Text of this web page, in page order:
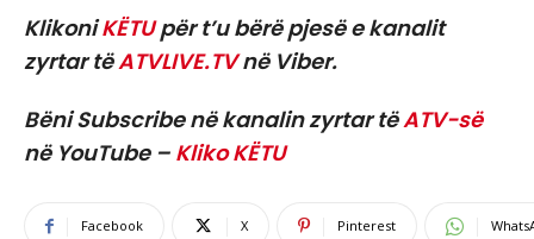
KlikoniKËTUpër t’u bërë pjesë e kanalit
zyrtar tëATVLIVE.TVnë Viber.
Bëni Subscribe në kanalin zyrtar tëATV-së
në YouTube – Kliko KËTU
Facebook X Pinterest